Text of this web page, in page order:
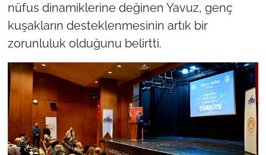
nüfus dinamiklerine değinen Yavuz, genç
kuşakların desteklenmesinin artık bir
zorunluluk olduğunu belirtti.